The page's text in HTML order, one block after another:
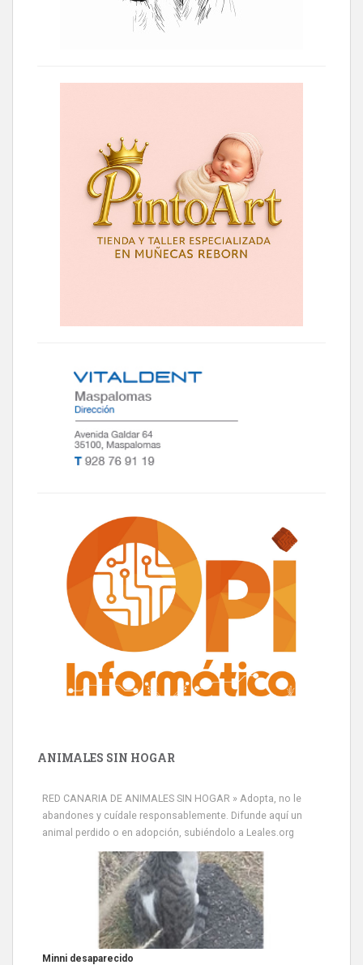
ANIMALES SIN HOGAR
RED CANARIA DE ANIMALES SIN HOGAR » Adopta, no le
abandones y cuídale responsablemente. Difunde aquí un
animal perdido o en adopción, subiéndolo a Leales.org
Minni desaparecido